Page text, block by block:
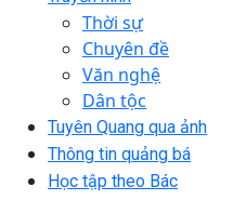
Thời sự
Chuyên đề
Văn nghệ
Dân tộc
Tuyên Quang qua ảnh
Thông tin quảng bá
Học tập theo Bác